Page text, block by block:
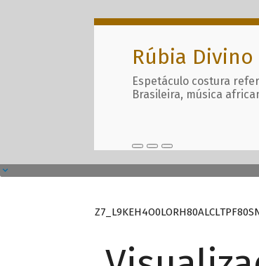
Rúbia Divino
Espetáculo costura
Brasileira, música